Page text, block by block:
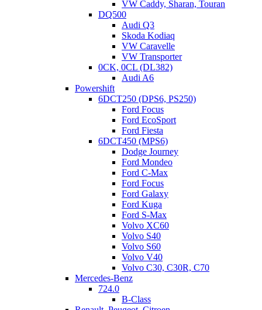
VW Caddy, Sharan, Touran
DQ500
Audi Q3
Skoda Kodiaq
VW Caravelle
VW Transporter
0CK, 0CL (DL382)
Audi A6
Powershift
6DCT250 (DPS6, PS250)
Ford Focus
Ford EcoSport
Ford Fiesta
6DCT450 (MPS6)
Dodge Journey
Ford Mondeo
Ford C-Max
Ford Focus
Ford Galaxy
Ford Kuga
Ford S-Max
Volvo XC60
Volvo S40
Volvo S60
Volvo V40
Volvo C30, C30R, C70
Mercedes-Benz
724.0
B-Class